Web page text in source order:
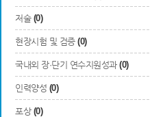
저술 (0)
현장시험 및 검증 (0)
국내외 장·단기 연수지원성과 (0)
인력양성 (0)
포상 (0)
당해연도 연구기간
년도